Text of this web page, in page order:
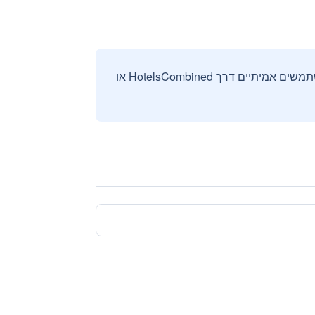
אנחנו אוספים ומציגים ביקורות וחוות דעת רק מהזמנות מאומתות שבוצעו על ידי משתמשים אמיתיים דרך HotelsCombined או